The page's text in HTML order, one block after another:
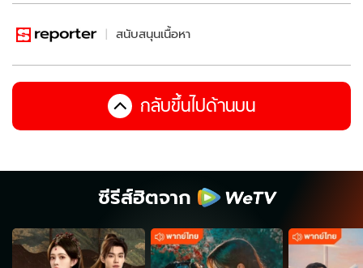
สนับสนุนเนื้อหา
กลับขึ้นไปด้านบน
ซีรีส์ฮิตจาก